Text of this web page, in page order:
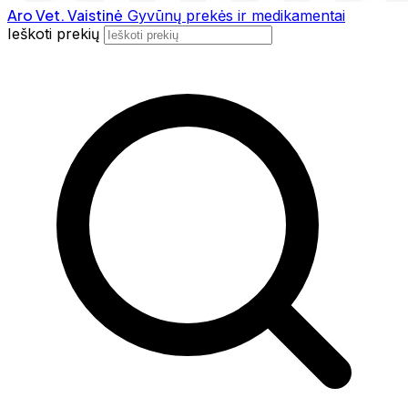
Aro Vet. Vaistinė Gyvūnų prekės ir medikamentai
Ieškoti prekių